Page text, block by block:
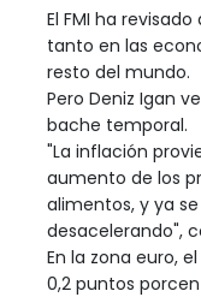
El FMI ha
tanto en las
resto del mundo.
Pero Deniz Igan
bache temporal.
"La inflación
aumento de los
alimentos, y ya
desacelerando",
En la zona euro,
0,2 puntos